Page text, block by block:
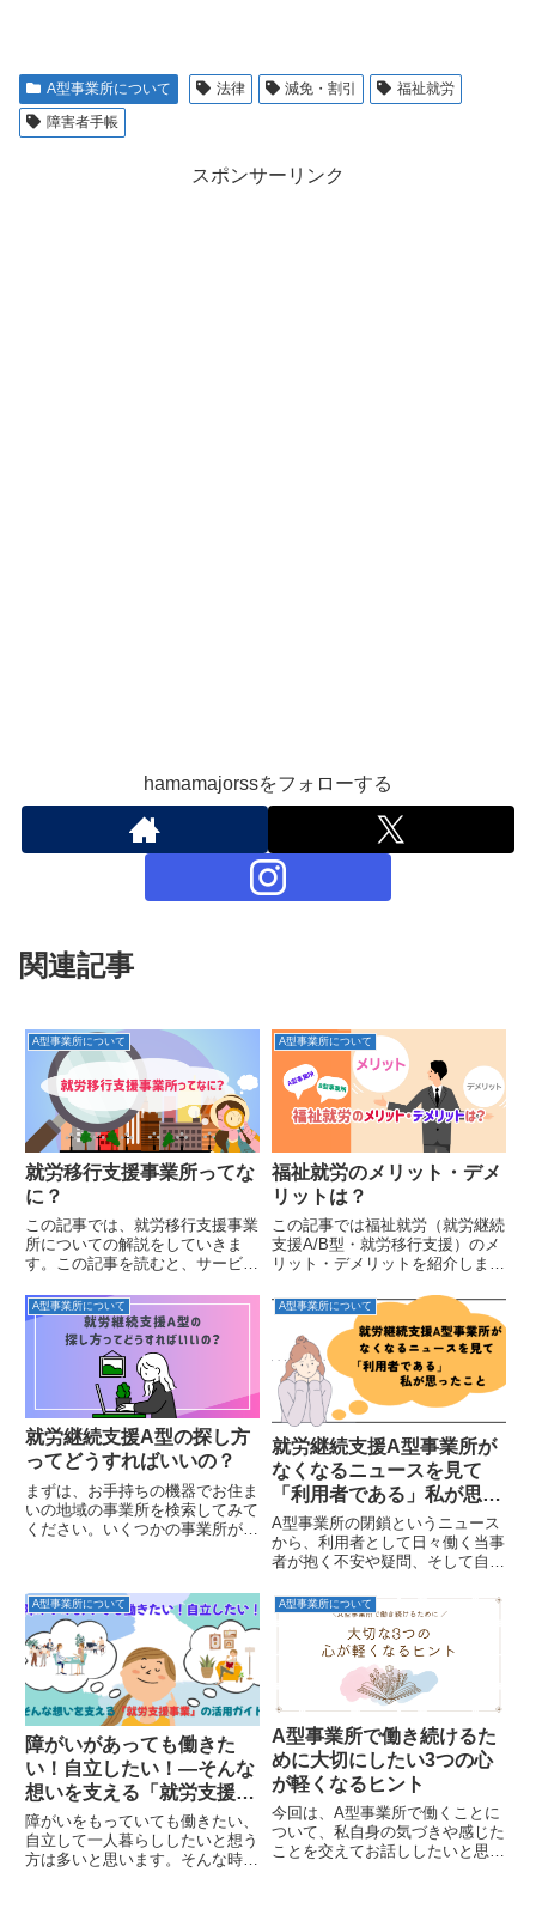
A型事業所について 法律 減免・割引
福祉就労
障害者手帳
スポンサーリンク
hamamajorssをフォローする
関連記事
A型事業所について
就労移行支援事業所ってな
に？
この記事では、就労移行支援事業
所についての解説をしていきま
す。この記事を読むと、サービス
についてわかるだけでなく、記事
後半では継続就労支援A型・B型
との違いについてもわかりやすく
まとめてあります。就労移行支援
A型事業所について
福祉就労のメリット・デメ
リットは？
この記事では福祉就労（就労継続
支援A/B型・就労移行支援）のメ
リット・デメリットを紹介しま
障がい者雇用や生活保護とはどう
違うの？といった疑問にもばっち
り答えていきますので、ぜひ最後
までご覧ください！福祉就労と
は...
A型事業所について
就労継続支援A型の探し方
ってどうすればいいの？
まずは、お手持ちの機器でお住ま
いの地域の事業所を検索してみて
ください。いくつかの事業所が出
見学を受け付けているか確認し、
お申し込みをしたら訪問しま
す。...
A型事業所について
就労継続支援A型事業所が
なくなるニュースを見て
「利用者である」私が思っ
たこと
A型事業所の閉鎖というニュース
から、利用者として日々働く当事
者が抱く不安や疑問、そして自分
事業所の収益構造など、経営の背
景を解説しながら同じように悩む
誰かに、「あなたはひとりじゃな
い」とメッセージを込めました。
A型事業所について
障がいがあっても働きた
い！自立したい！―そんな
想いを支える「就労支援事
業」の活用ガイド
障がいをもっていても働きたい、
自立して一人暮らししたいと想う
方は多いと思います。そんな時に
A型事業所について
A型事業所で働き続けるた
めに大切にしたい3つの心
が軽くなるヒント
今回は、A型事業所で働くことに
ついて、私自身の気づきや感じた
ことを交えてお話ししたいと思い